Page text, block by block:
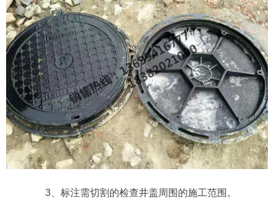
3、标注需切割的检查井盖周围的施工范围。